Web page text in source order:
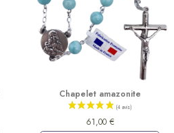
Chapelet amazonite
61,00 €